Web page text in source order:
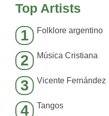
Top Artists
1 Folklore argentino
2 Música Cristiana
3 Vicente Fernández
4 Tangos